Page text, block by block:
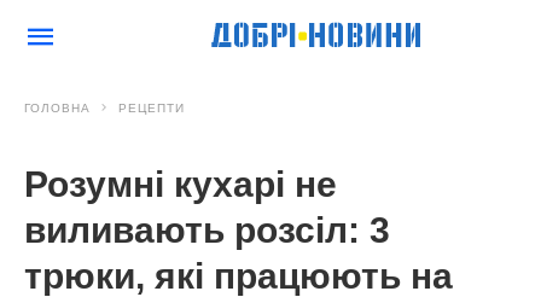
ГОЛОВНА РЕЦЕПТИ
Розумні кухарі не
виливають розсіл: 3
трюки, які працюють на